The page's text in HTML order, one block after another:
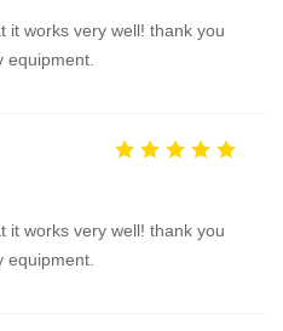
it works very well! thank you
equipment.
it works very well! thank you
equipment.